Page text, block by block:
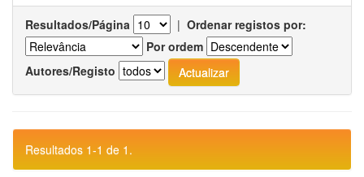
Resultados/Página | Ordenar registos por:
Por ordem
Autores/Registo
Resultados 1-1 de 1.